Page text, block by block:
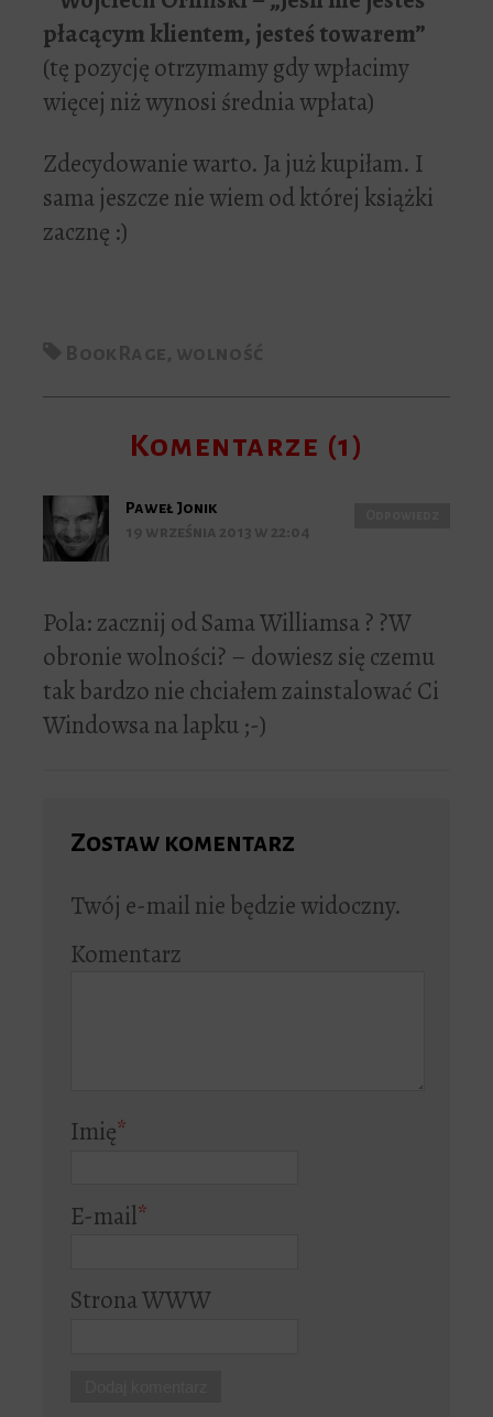
płacącym klientem, jesteś towarem”
(tę pozycję otrzymamy gdy wpłacimy
więcej niż wynosi średnia wpłata)
Zdecydowanie warto. Ja już kupiłam. I
sama jeszcze nie wiem od której książki
zacznę :)
Komentarze (1)
Paweł Jonik
Pola: zacznij od Sama Williamsa ? ?W
obronie wolności? – dowiesz się czemu
tak bardzo nie chciałem zainstalować Ci
Windowsa na lapku ;-)
Zostaw komentarz
Twój e-mail nie będzie widoczny.
Komentarz
Imię*
E-mail*
Strona WWW